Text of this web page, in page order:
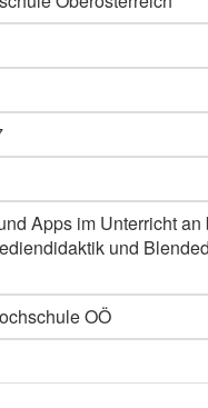
Apps im Unterricht
und
OÖ